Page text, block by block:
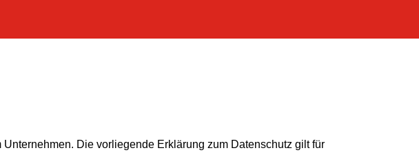
Die vorliegende Erklärung zum Datenschutz gilt für